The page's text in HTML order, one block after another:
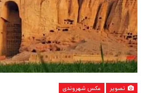
تصویر عکس شهروندی